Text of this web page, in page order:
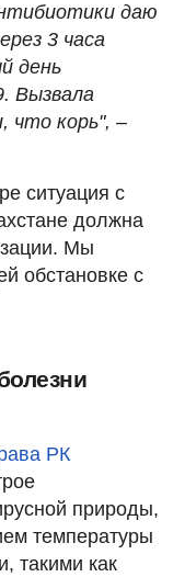
даю
3 часа
день
Вызвала
что корь", –
ситуация с
должна
Мы
обстановке с
РК
природы,
температуры
такими как